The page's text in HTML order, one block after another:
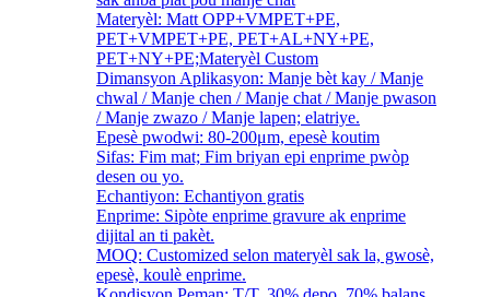
Materyèl: Matt OPP+VMPET+PE,
PET+VMPET+PE, PET+AL+NY+PE,
PET+NY+PE;Materyèl Custom
Dimansyon Aplikasyon: Manje bèt kay / Manje
chwal / Manje chen / Manje chat / Manje pwason
/ Manje zwazo / Manje lapen; elatriye.
Epesè pwodwi: 80-200μm, epesè koutim
Sifas: Fim mat; Fim briyan epi enprime pwòp
desen ou yo.
Echantiyon: Echantiyon gratis
Enprime: Sipòte enprime gravure ak enprime
dijital an ti pakèt.
MOQ: Customized selon materyèl sak la, gwosè,
epesè, koulè enprime.